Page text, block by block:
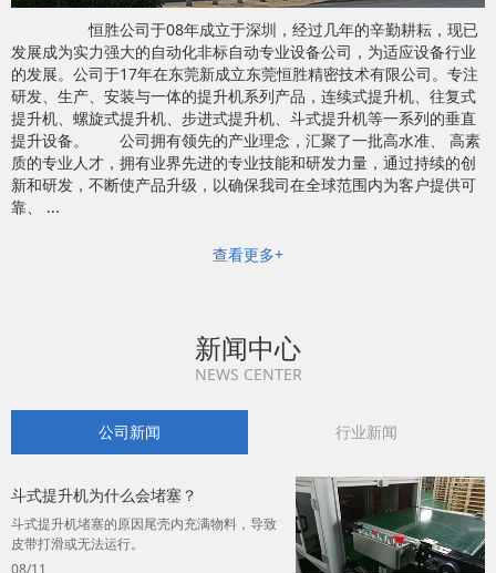
恒胜公司于08年成立于深圳，经过几年的辛勤耕耘，现已
发展成为实力强大的自动化非标自动专业设备公司，为适应设备行业
的发展。公司于17年在东莞新成立东莞恒胜精密技术有限公司。专注
研发、生产、安装与一体的提升机系列产品，连续式提升机、往复式
提升机、螺旋式提升机、步进式提升机、斗式提升机等一系列的垂直
提升设备。 公司拥有领先的产业理念，汇聚了一批高水准、 高素
质的专业人才，拥有业界先进的专业技能和研发力量，通过持续的创
新和研发，不断使产品升级，以确保我司在全球范围内为客户提供可
靠、 ...
查看更多+
新闻中心
NEWS CENTER
公司新闻 行业新闻
斗式提升机为什么会堵塞？
斗式提升机堵塞的原因尾壳内充满物料，导致
皮带打滑或无法运行。
08/11